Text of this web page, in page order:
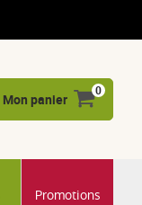
Promotions
Mon panier
0